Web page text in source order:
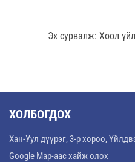
Эх сурвалж: Хоол
ХОЛБОГДОХ
Хан-Уул дүүрэг, 3-р хороо,
Google Map-аас хайж олох